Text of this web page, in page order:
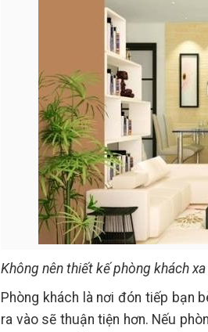
Không nên thiết kế phòng khách
Phòng khách là nơi đón tiếp bạn
ra vào sẽ thuận tiện hơn. Nếu